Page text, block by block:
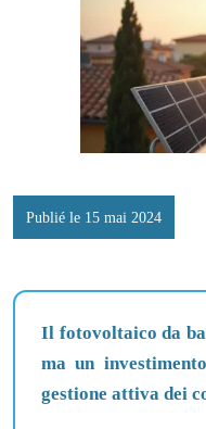
Publié le 15 mai 2024
Il fotovoltaico da
ma un
gestione attiva dei